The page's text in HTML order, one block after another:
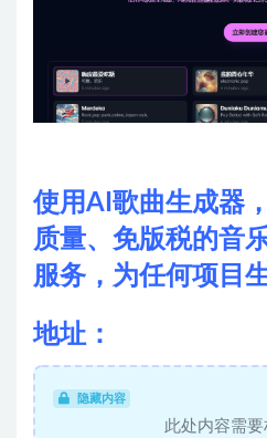
使用AI歌曲生成器
质量、免版税的音
服务，为任何项目
地址：
隐藏内容
此处内容需